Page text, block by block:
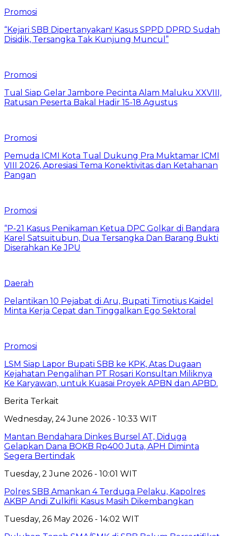
Promosi
“Kejari SBB Dipertanyakan! Kasus SPPD DPRD Sudah
Disidik, Tersangka Tak Kunjung Muncul”
Promosi
Tual Siap Gelar Jambore Pecinta Alam Maluku XXVIII,
Ratusan Peserta Bakal Hadir 15-18 Agustus
Promosi
Pemuda ICMI Kota Tual Dukung Pra Muktamar ICMI
VIII 2026, Apresiasi Tema Konektivitas dan Ketahanan
Pangan
Promosi
“P-21 Kasus Penikaman Ketua DPC Golkar di Bandara
Karel Satsuitubun, Dua Tersangka Dan Barang Bukti
Diserahkan Ke JPU
Daerah
Pelantikan 10 Pejabat di Aru, Bupati Timotius Kaidel
Minta Kerja Cepat dan Tinggalkan Ego Sektoral
Promosi
LSM Siap Lapor Bupati SBB ke KPK, Atas Dugaan
Kejahatan Pengalihan PT Rosari Konsultan Miliknya
Ke Karyawan, untuk Kuasai Proyek APBN dan APBD.
Berita Terkait
Wednesday, 24 June 2026 - 10:33 WIT
Mantan Bendahara Dinkes Bursel AT, Diduga
Gelapkan Dana BOKB Rp400 Juta, APH Diminta
Segera Bertindak
Tuesday, 2 June 2026 - 10:01 WIT
Polres SBB Amankan 4 Terduga Pelaku, Kapolres
AKBP Andi Zulkifli: Kasus Masih Dikembangkan
Tuesday, 26 May 2026 - 14:02 WIT